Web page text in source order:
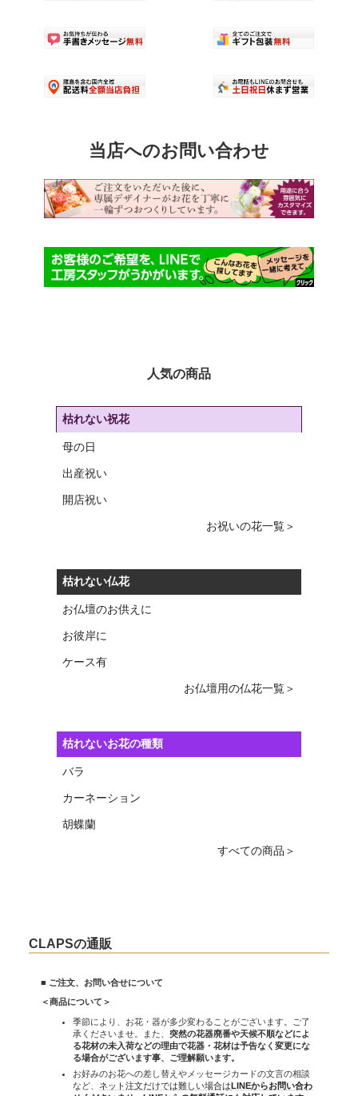
で
き
ま
す
当店へのお問い合わせ
人気の商品
枯れない祝花
母の日
出産祝い
開店祝い
お祝いの花一覧＞
枯れない仏花
お仏壇のお供えに
お彼岸に
ケース有
お仏壇用の仏花一覧＞
枯れないお花の種類
バラ
カーネーション
胡蝶蘭
すべての商品＞
CLAPSの通販
■ ご注文、お問い合せについて
＜商品について＞
季節により、お花・器が多少変わることがございます。ご了
承くださいませ。また、 突然の花器廃番や天候不順などによ
る花材の未入荷などの理由で花器・花材は予告なく変更にな
る場合がございます事、ご理解願います。
お好みのお花への差し替えやメッセージカードの文言の相談
など、 ネット注文だけでは難しい場合は LINEからお問い合わ